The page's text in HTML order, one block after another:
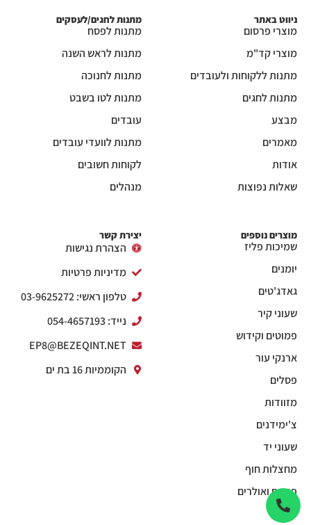
ניווט באתר
מוצרי פרסום
מוצרי קד"מ
מתנות ללקוחות ולעובדים
מתנות לחגים
מבצע
מאמרים
אודות
שאלות נפוצות
מתנות לחגים/לעסקים
מתנות לפסח
מתנות לראש השנה
מתנות לחנוכה
מתנות לטו בשבט
עובדים
מתנות לוועדי עובדים
לקוחות חשובים
מנהלים
מוצרים נוספים
שמיכות פליז
יומנים
גאדג'טים
שעוני קיר
פמוטים וקידוש
ארנקי עור
פסלים
מזוודות
צ'ימידנים
שעוני יד
מחצלות חוף
פנסים ואולרים
יצירת קשר
הצהרת נגישות
מדיניות פרטיות
טלפון ראשי: 03-9625272
נייד: 054-4657193
EP8@BEZEQINT.NET
הקוממיות 16 בת ים